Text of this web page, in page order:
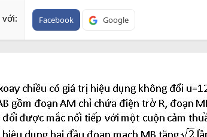
với Facebook Google